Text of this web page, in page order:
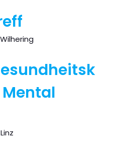
Wilhering
Linz